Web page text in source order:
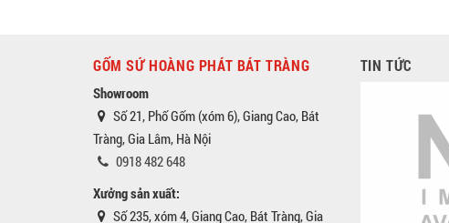
GỐM SỨ HOÀNG PHÁT BÁT TRÀNG
Showroom
Số 21, Phố Gốm (xóm 6), Giang Cao, Bát
Tràng, Gia Lâm, Hà Nội
0918 482 648
Xưởng sản xuất:
Số 235, xóm 4, Giang Cao, Bát Tràng, Gia
TIN TỨC